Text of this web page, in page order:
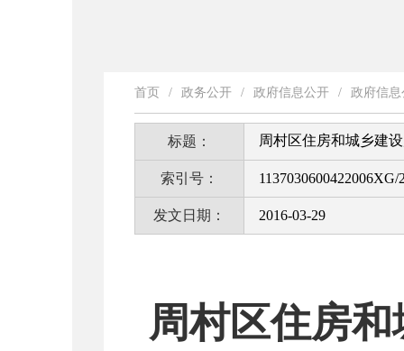
首页 / 政务公开 / 政府信息公开 / 政府信
标题： 周村区住房和城乡建
索引号： 1137030600422006XG/
发文日期： 2016-03-29
周村区住房